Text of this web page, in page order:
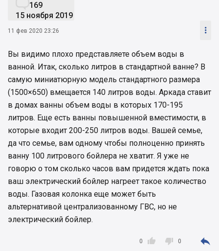
169
15 ноября 2019
11 фев 2020 23:26 
Вы видимо плохо представляете объем воды в
ванной. Итак, сколько литров в стандартной ванне? В
самую миниатюрную модель стандартного размера
(1500×650) вмещается 140 литров воды. Аркада ставит
в домах ванны объем воды в которых 170-195
литров. Еще есть ванны повышенной вместимости, в
которые входит 200-250 литров воды. Вашей семье,
да что семье, вам одному чтобы полноценно принять
ванну 100 литрового бойлера не хватит. Я уже не
говорю о том сколько часов вам придется ждать пока
ваш электрический бойлер нагреет такое количество
воды. Газовая колонка еще может быть
альтернативой централизованному ГВС, но не
электрический бойлер.

0  0 